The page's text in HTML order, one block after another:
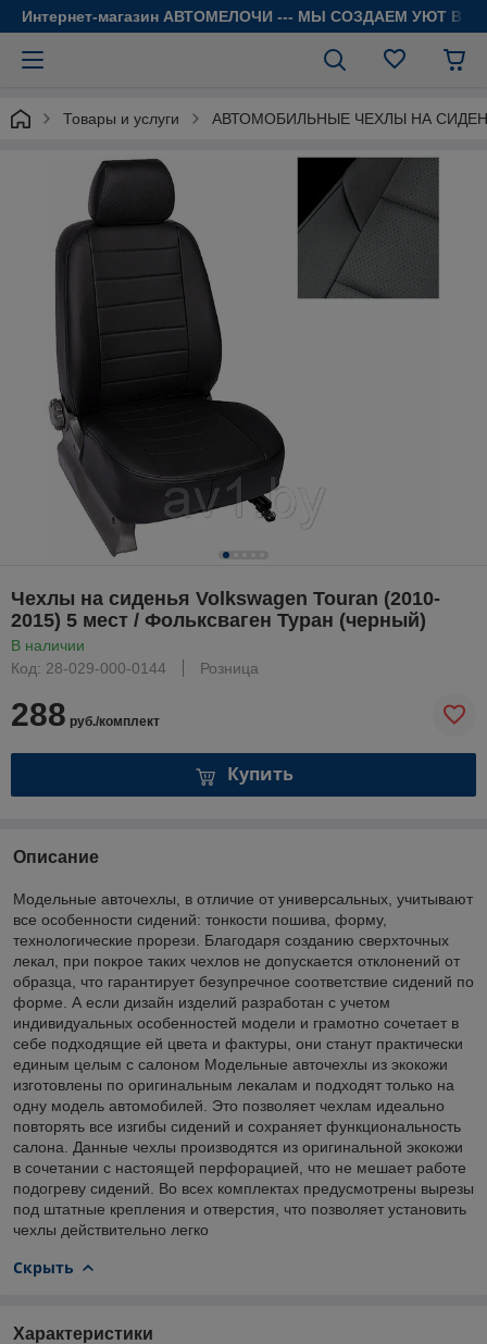
Интернет-магазин АВТОМЕЛОЧИ --- МЫ СОЗДАЕМ УЮТ В
Товары и услуги АВТОМОБИЛЬНЫЕ ЧЕХЛЫ НА
Чехлы на сиденья Volkswagen Touran (2010-
2015) 5 мест / Фольксваген Туран (черный)
В наличии
Код: 28-029-000-0144
Розница
288 руб./комплект
Купить
Описание
Модельные авточехлы, в отличие от универсальных, учитывают
все особенности сидений: тонкости пошива, форму,
технологические прорези. Благодаря созданию сверхточных
лекал, при покрое таких чехлов не допускается отклонений от
образца, что гарантирует безупречное соответствие сидений по
форме. А если дизайн изделий разработан с учетом
индивидуальных особенностей модели и грамотно сочетает в
себе подходящие ей цвета и фактуры, они станут практически
единым целым с салоном Модельные авточехлы из экокожи
изготовлены по оригинальным лекалам и подходят только на
одну модель автомобилей. Это позволяет чехлам идеально
повторять все изгибы сидений и сохраняет функциональность
салона. Данные чехлы производятся из оригинальной экокожи
в сочетании с настоящей перфорацией, что не мешает работе
подогреву сидений. Во всех комплектах предусмотрены вырезы
под штатные крепления и отверстия, что позволяет установить
чехлы действительно легко
Скрыть
Характеристики